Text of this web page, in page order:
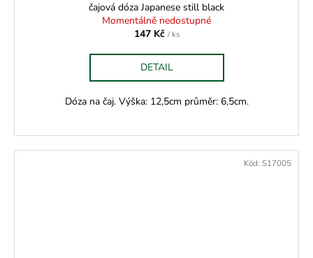
čajová dóza Japanese still black
Momentálně nedostupné
147 Kč / ks
DETAIL
Dóza na čaj. Výška: 12,5cm průměr: 6,5cm.
Kód: S17005